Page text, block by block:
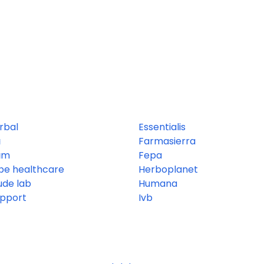
healthcare
lab
Essentialis
Farmasierra
Fepa
Herboplanet
Humana
Ivb